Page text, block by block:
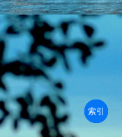
部首
笔划
拼音
潮拼